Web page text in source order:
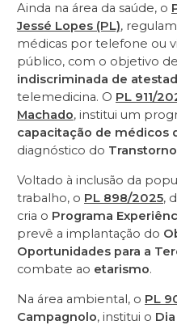
Ainda na área da saúde, o
Jessé Lopes (PL),
médicas por telefone ou
público, com o objetivo de
indiscriminada de
telemedicina. O PL 911/
Machado, institui um
capacitação de médicos
diagnóstico do
Voltado à inclusão da
trabalho, o PL 898/2025,
cria o Programa
prevê a implantação do
Oportunidades para a
combate ao etarismo.
Na área ambiental, o PL
Campagnolo, institui o